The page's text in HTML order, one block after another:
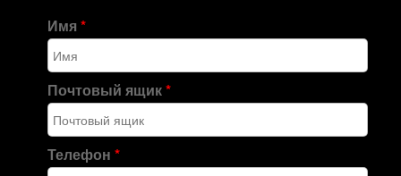
Имя*
Почтовый ящик*
Телефон*